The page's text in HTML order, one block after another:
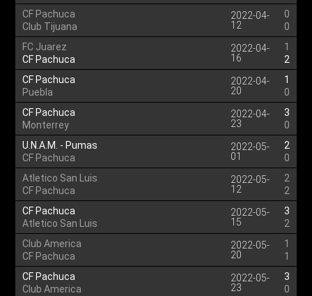
CF Pachuca
Club Tijuana
2022-04-
12
0
0
FC Juarez
CF Pachuca
2022-04-
16
1
2
CF Pachuca
Puebla
2022-04-
20
1
0
CF Pachuca
Monterrey
2022-04-
23
3
0
U.N.A.M. - Pumas
CF Pachuca
2022-05-
01
2
0
Atletico San Luis
CF Pachuca
2022-05-
12
2
2
CF Pachuca
Atletico San Luis
2022-05-
15
3
2
Club America
CF Pachuca
2022-05-
20
1
1
CF Pachuca
Club America
2022-05-
23
3
0